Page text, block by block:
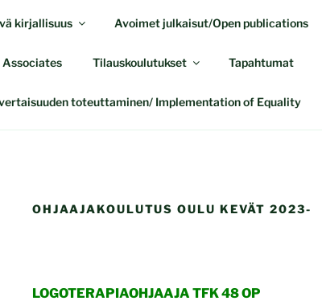
kirjallisuus Avoimet julkaisut/Open publications
Tilauskoulutukset Tapahtumat
toteuttaminen/ Implementation of Equality
OHJAAJAKOULUTUS OULU KEVÄT 2023-
LOGOTERAPIAOHJAAJA TFK 48 OP